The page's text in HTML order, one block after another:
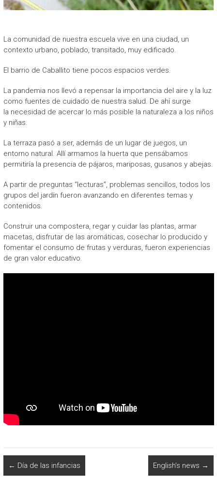
La comunidad de nuestra escuela vive en una ciudad, un
contexto urbano, poblado, transitado, muy edificado.
El barrio de Caballito tiene pocos espacios verdes.
La pandemia nos llevó a repensar la importancia del aire y la luz
como fuentes de cuidado de nuestra salud. De ahí surge
la necesidad de acercar lo más posible la naturaleza a los niños
y niñas.
La terraza pasó a ser, además de un lugar de juegos, un
entorno natural. Allí armamos la huerta que pensábamos
permitiría la presencia de pájaros, mariposas, gusanos y abejas.
A partir de preguntas “lecturas”, problemas sencillos, todos los
grupos del jardín fueron avanzando en diferentes temas y
contenidos.
Construir una compostera, regar y cuidar las plantas, armar
macetas, disfrutar de las aromáticas, cosechar lo producido y
fomentar el consumo de frutas y verduras, fueron experiencias
de gran valor educativo.
← Día de las infancias English’s news →